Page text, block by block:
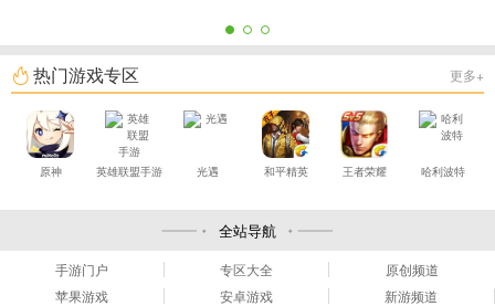
热门游戏专区 更多+
原神 英雄联盟手游 光遇 和平精英 王者荣耀 哈利波特
全站导航
手游门户 专区大全
原创频道
苹果游戏
安卓游戏
新游频道